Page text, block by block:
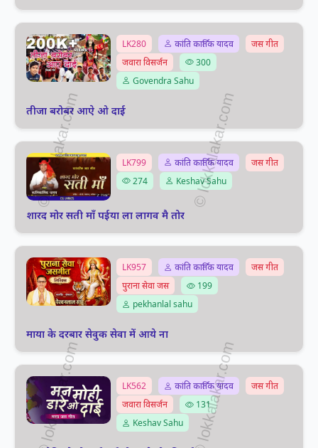
LK280 कांति कार्तिक यादव
जस गीत
जवारा विसर्जन
300
Govendra Sahu
तीजा बरोबर आऐ ओ दाई
LK799 कांति कार्तिक यादव
जस गीत
274
Keshav Sahu
शारद मोर सती माँ पईया ला लागव मै तोर
LK957 कांति कार्तिक यादव
जस गीत
पुराना सेवा जस
199
pekhanlal sahu
माया के दरबार सेवुक सेवा में आये ना
LK562 कांति कार्तिक यादव
जस गीत
जवारा विसर्जन
131
Keshav Sahu